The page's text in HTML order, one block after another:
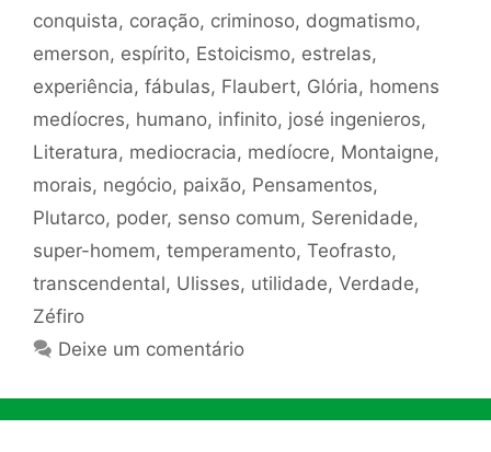
conquista, coração, criminoso, dogmatismo,
emerson, espírito, Estoicismo, estrelas,
experiência, fábulas, Flaubert, Glória, homens
medíocres, humano, infinito, josé ingenieros,
Literatura, mediocracia, medíocre, Montaigne,
morais, negócio, paixão, Pensamentos,
Plutarco, poder, senso comum, Serenidade,
super-homem, temperamento, Teofrasto,
transcendental, Ulisses, utilidade, Verdade,
Zéfiro
Deixe um comentário